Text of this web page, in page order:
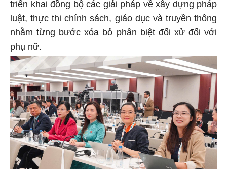
triển khai đồng bộ các giải pháp về xây dựng pháp
luật, thực thi chính sách, giáo dục và truyền thông
nhằm từng bước xóa bỏ phân biệt đối xử đối với
phụ nữ.